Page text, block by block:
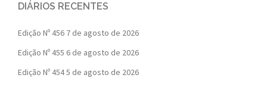
DIÁRIOS RECENTES
Edição Nº 456 7 de agosto de 2026
Edição Nº 455 6 de agosto de 2026
Edição Nº 4545 de agosto de 2026